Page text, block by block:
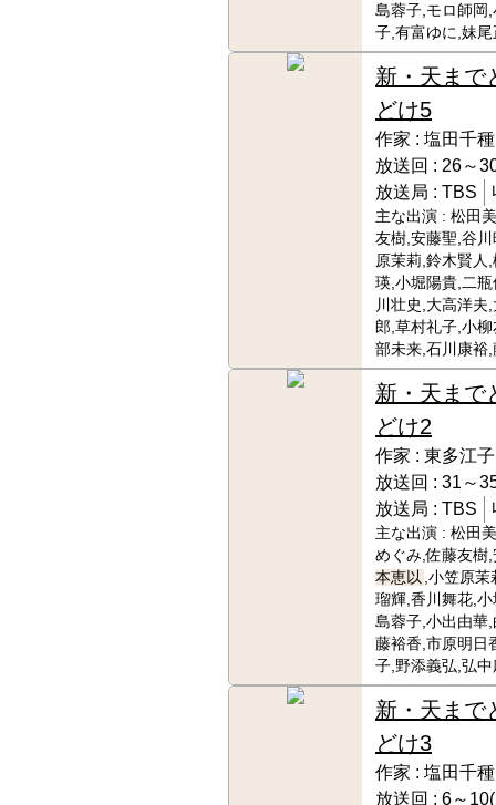
島蓉子,モロ師岡
子,有富ゆに,妹
新・天まで
どけ5
作家 : 塩田千種
放送回 : 26～
放送局 : TBS
主な出演 : 松田
友樹,安藤聖,谷川
原茉莉,鈴木賢人
瑛,小堀陽貴,二
川壮史,大高洋夫
郎,草村礼子,小
部未来,石川康裕
新・天まで
どけ2
作家 : 東多江子
放送回 : 31～
放送局 : TBS
主な出演 : 松田
めぐみ,佐藤友樹
本恵以 ,小笠原
瑠輝,香川舞花,
島蓉子,小出由華
藤裕香,市原明日
子,野添義弘,弘
新・天まで
どけ3
作家 : 塩田千種
放送回 : 6～